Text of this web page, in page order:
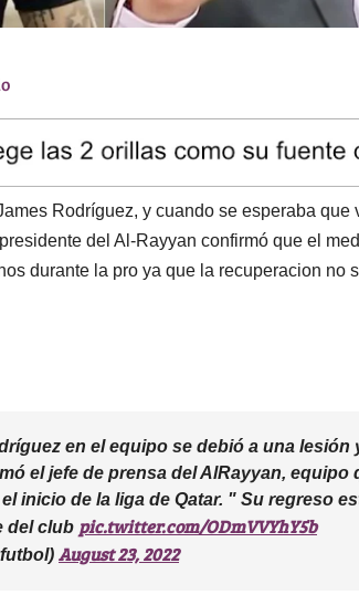
Rodríguez, y cuando se esperaba que
del Al-Rayyan confirmó que el
durante la pro ya que la recuperacion no
en el equipo se debió a una lesión
el jefe de prensa del AlRayyan, equipo
inicio de la liga de Qatar. " Su regreso
del club pic.twitter.com/ODmVVYhY5b
August 23, 2022